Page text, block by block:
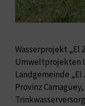
Wasserprojekt „El
Umweltprojekten
Landgemeinde „El
Provinz